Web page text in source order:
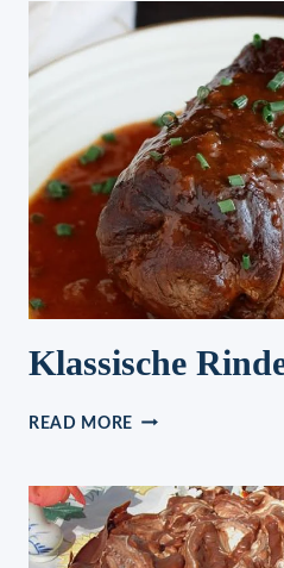
KEINE
KONDENSMILCH!
EINFACH
UND
LECKER
Klassische
READ MORE KLASSISCHE